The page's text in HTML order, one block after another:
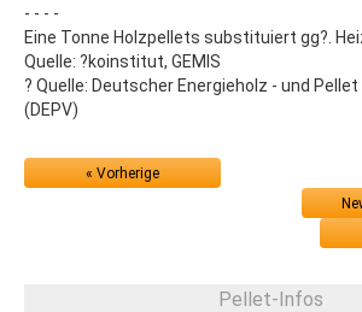
- - - -
Eine Tonne Holzpellets substituiert gg?.
Quelle: ?koinstitut, GEMIS
? Quelle: Deutscher Energieholz - und Pellet
(DEPV)
« Vorherige
Pellet-Infos